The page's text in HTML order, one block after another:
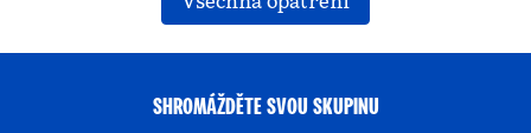
SHROMÁŽDĚTE SVOU SKUPINU